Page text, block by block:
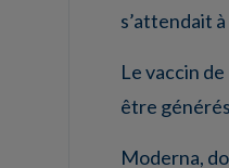
s’attendait
Le vaccin
être
Moderna,